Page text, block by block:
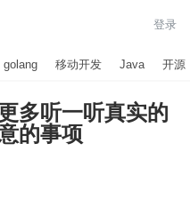
登录
golang 移动开发 Java 开源
多听一听真实的
的事项